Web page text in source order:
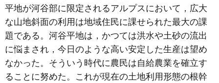
平地が河谷部に限定されるアルプスにおいて，広大
な山地斜面の利用は地域住民に課せられた最大の課
題である。河谷平地は，かつては洪水や土砂の流出
に悩まされ，今日のような高い安定した生産は望め
なかった。そういう時代に農民は自給農業を確立す
ることに努めた。これが現在の土地利用形態の根幹